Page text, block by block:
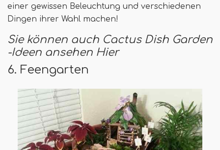
einer gewissen Beleuchtung und verschiedenen
Dingen ihrer Wahl machen!
Sie können auch Cactus Dish Garden
-Ideen ansehen Hier
6. Feengarten